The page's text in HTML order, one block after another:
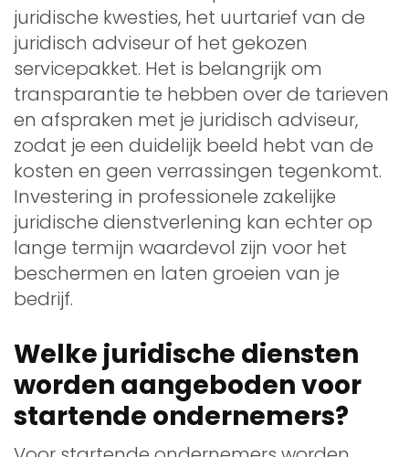
juridische kwesties, het uurtarief van de
juridisch adviseur of het gekozen
servicepakket. Het is belangrijk om
transparantie te hebben over de tarieven
en afspraken met je juridisch adviseur,
zodat je een duidelijk beeld hebt van de
kosten en geen verrassingen tegenkomt.
Investering in professionele zakelijke
juridische dienstverlening kan echter op
lange termijn waardevol zijn voor het
beschermen en laten groeien van je
bedrijf.
Welke juridische diensten
worden aangeboden voor
startende ondernemers?